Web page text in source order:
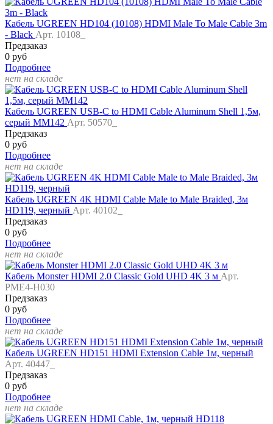
Кабель UGREEN HD104 (10108) HDMI Male To Male Cable 3m
- Black Арт. 10108_
Предзаказ
0 руб
Подробнее
нет на складе
Кабель UGREEN USB-C to HDMI Cable Aluminum Shell 1,5м,
серый MM142 Арт. 50570_
Предзаказ
0 руб
Подробнее
нет на складе
Кабель UGREEN 4K HDMI Cable Male to Male Braided, 3м
HD119, черный Арт. 40102_
Предзаказ
0 руб
Подробнее
нет на складе
Кабель Monster HDMI 2.0 Classic Gold UHD 4K 3 м Арт.
PME4-H030
Предзаказ
0 руб
Подробнее
нет на складе
Кабель UGREEN HD151 HDMI Extension Cable 1м, черный
Арт. 40447_
Предзаказ
0 руб
Подробнее
нет на складе